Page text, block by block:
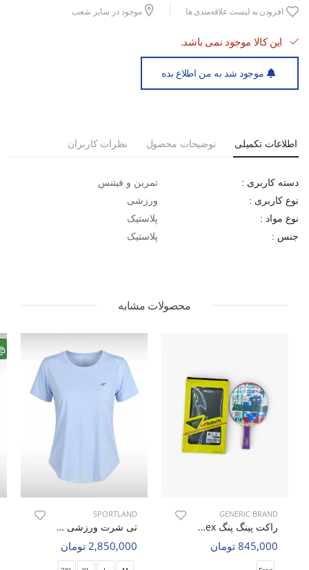
افزودن به لیست علاقه‌مندی ها موجود در سایر شعب
این کالا موجود نمی باشد.
موجود شد به من اطلاع بده
اطلاعات تکمیلی توضیحات محصول نظرات کاربران
دسته کاربری : تمرین و فیتنس
نوع کاربری : ورزشی
نوع مواد : پلاستیک
جنس : پلاستیک
محصولات مشابه
GENERIC BRAND
راکت پینگ پنگ Unisex بدون برند Fast Serve U
845,000 تومان
SPORTLAND
تی شرت ورزشی زنانه اسپورتلند SHIFT Mode W
2,850,000 تومان